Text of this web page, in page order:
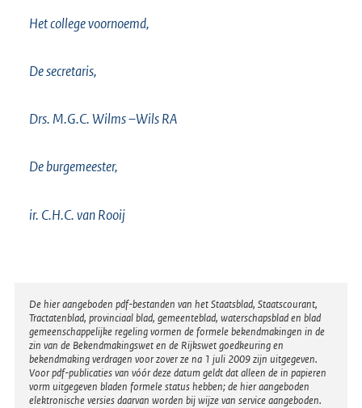
Het college voornoemd,
De secretaris,
Drs. M.G.C. Wilms –Wils RA
De burgemeester,
ir. C.H.C. van Rooij
Disclaimer
De hier aangeboden pdf-bestanden van het Staatsblad, Staatscourant,
Tractatenblad, provinciaal blad, gemeenteblad, waterschapsblad en blad
gemeenschappelijke regeling vormen de formele bekendmakingen in de
zin van de Bekendmakingswet en de Rijkswet goedkeuring en
bekendmaking verdragen voor zover ze na 1 juli 2009 zijn uitgegeven.
Voor pdf-publicaties van vóór deze datum geldt dat alleen de in papieren
vorm uitgegeven bladen formele status hebben; de hier aangeboden
elektronische versies daarvan worden bij wijze van service aangeboden.